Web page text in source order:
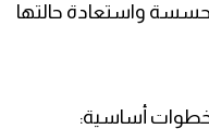
واستعادة حالتها
خطوات أساسية: